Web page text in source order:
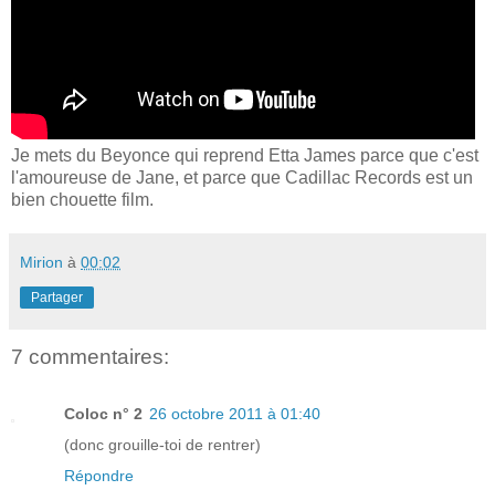
Je mets du Beyonce qui reprend Etta James parce que c'est
l'amoureuse de Jane, et parce que Cadillac Records est un
bien chouette film.
Mirion à 00:02
Partager
7 commentaires:
Coloc n° 2 26 octobre 2011 à 01:40
(donc grouille-toi de rentrer)
Répondre